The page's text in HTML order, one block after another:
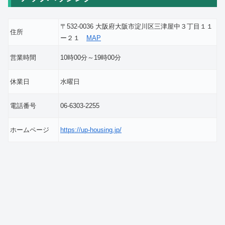
住所
〒532-0036 大阪府大阪市淀川区三津屋中３丁目１１
ー２１ MAP
営業時間 10時00分～19時00分
休業日 水曜日
電話番号 06-6303-2255
ホームページ https://up-housing.jp/